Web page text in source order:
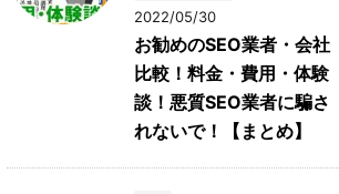
2022/05/30
お勧めのSEO業者・会社
比較！料金・費用・体験
談！悪質SEO業者に騙さ
れないで！【まとめ】